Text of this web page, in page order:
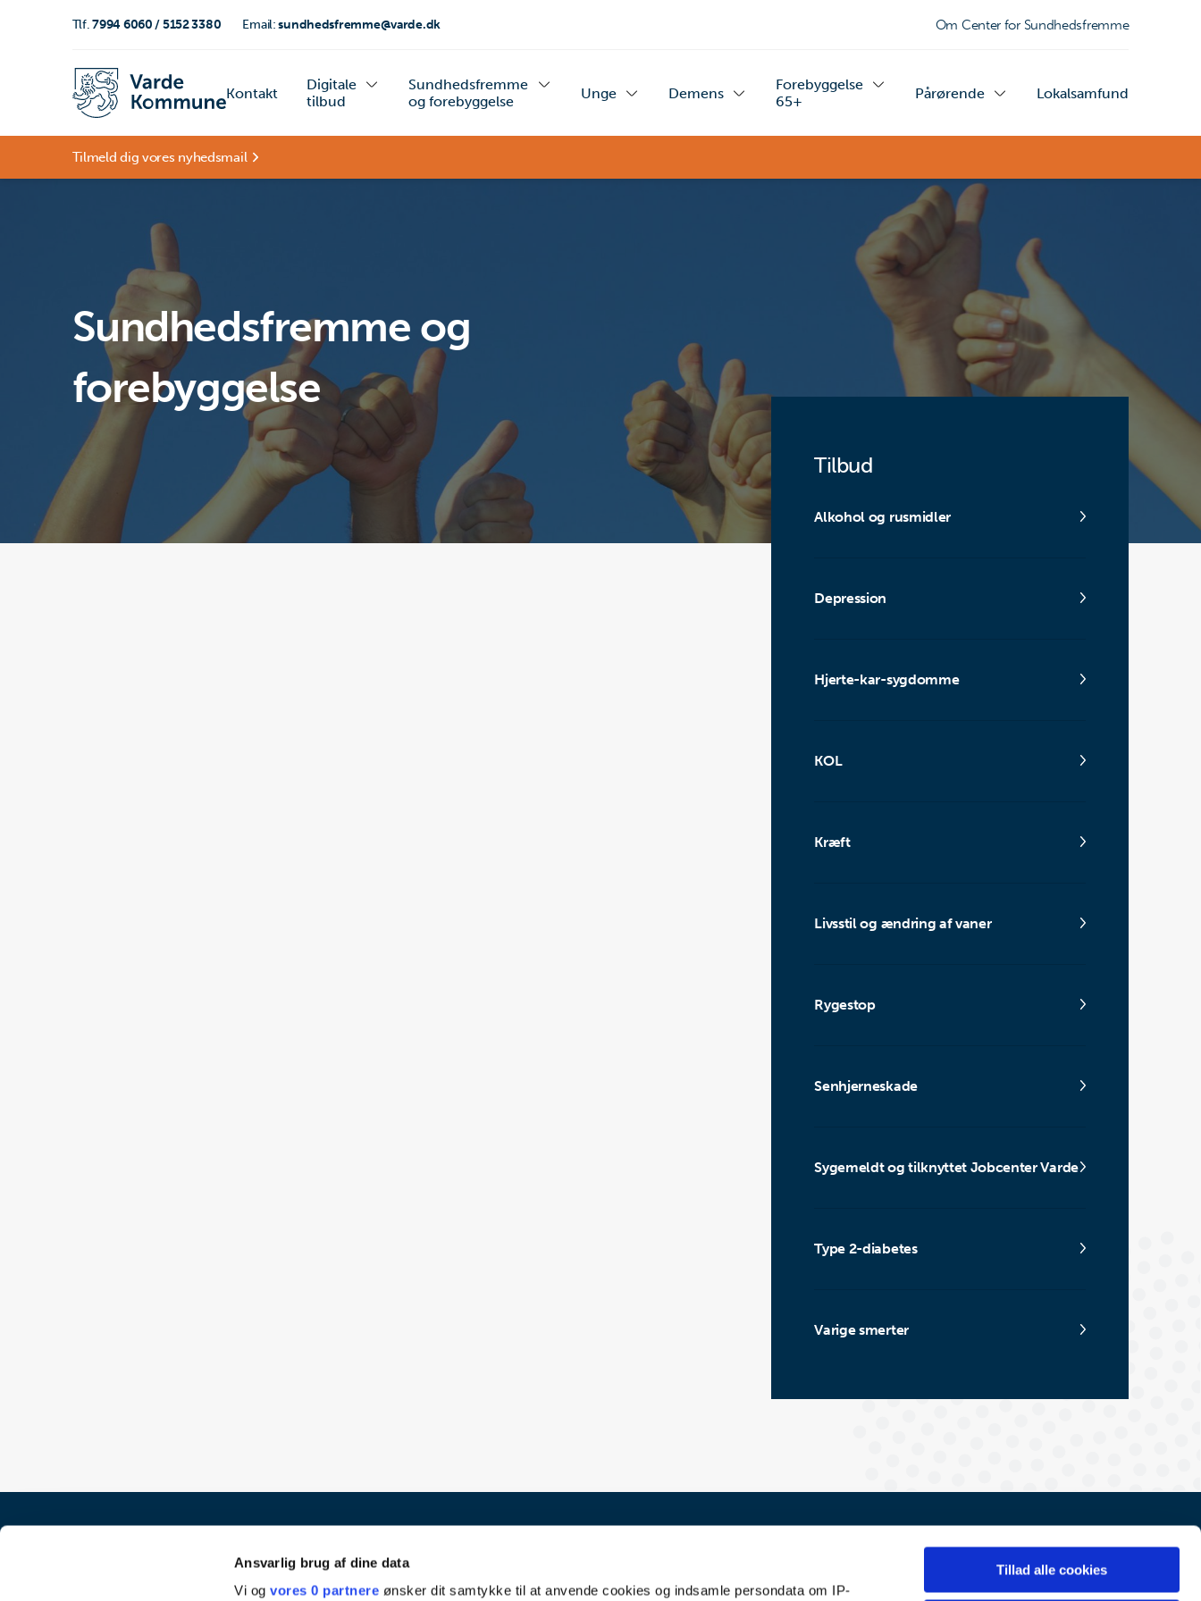
Ansvarlig brug af dine data
Vi ogvores 0 partnere ønsker dit samtykke til at anvende cookies og indsamle persondata om IP-
Tillad alle cookies
Tlf.7994 6060 / 5152 3380 Email:sundhedsfremme@varde.dk Om Center for Sundhedsfremme
Kontakt
Digitale
tilbud
Sundhedsfremme
og forebyggelse
Unge Demens
Forebyggelse
65+
Pårørende Lokalsamfund
Tilmeld dig vores nyhedsmail
Sundhedsfremme og
forebyggelse
Tilbud
Alkohol og rusmidler
Depression
Hjerte-kar-sygdomme
KOL
Kræft
Livsstil og ændring af vaner
Rygestop
Senhjerneskade
Sygemeldt og tilknyttet Jobcenter Varde
Type 2-diabetes
Varige smerter
Center for Sundhedsfremme